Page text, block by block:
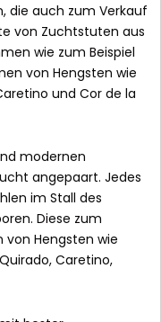
die auch zum Verkauf
von Zuchtstuten aus
wie zum Beispiel
von Hengsten wie
und Cor de la
modernen
angepaart. Jedes
im Stall des
Diese zum
Hengsten wie
Caretino,